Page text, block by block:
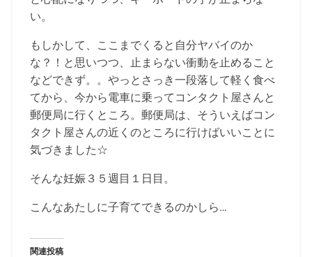
い。
もしかして、ここまでくると自分ヤバイのか
な？！と思いつつ、止まらない衝動を止めること
などできず。。やっとさっき一段落して軽く食べ
てから、今から電車に乗ってコンタクト屋さんと
郵便局に行くところ。郵便局は、そういえばコン
タクト屋さんの近くのところに行けばいいことに
気づきました☆
そんな妊娠３５週目１日目。
こんなあたしに子育てできるのかしら…
関連投稿